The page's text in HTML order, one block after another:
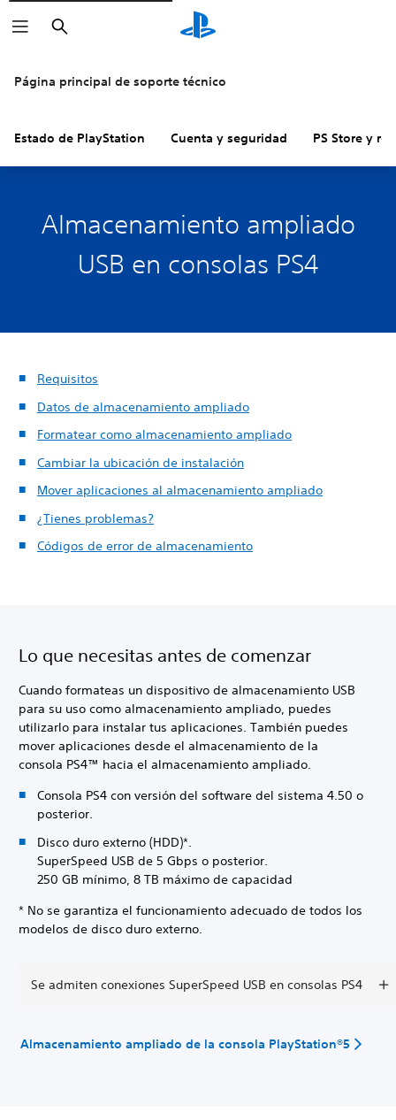
Buscar
Página principal de soporte técnico
Estado de PlayStation Cuenta y seguridad PS Store y
Almacenamiento ampliado
USB en consolas PS4
Requisitos
Datos de almacenamiento ampliado
Formatear como almacenamiento ampliado
Cambiar la ubicación de instalación
Mover aplicaciones al almacenamiento ampliado
¿Tienes problemas?
Códigos de error de almacenamiento
Lo que necesitas antes de comenzar
Cuando formateas un dispositivo de almacenamiento USB
para su uso como almacenamiento ampliado, puedes
utilizarlo para instalar tus aplicaciones. También puedes
mover aplicaciones desde el almacenamiento de la
consola PS4™ hacia el almacenamiento ampliado.
Consola PS4 con versión del software del sistema 4.50 o
posterior.
Disco duro externo (HDD)*.
SuperSpeed USB de 5 Gbps o posterior.
250 GB mínimo, 8 TB máximo de capacidad
* No se garantiza el funcionamiento adecuado de todos los
modelos de disco duro externo.
Se admiten conexiones SuperSpeed USB en consolas PS4
Almacenamiento ampliado de la consola PlayStation®5